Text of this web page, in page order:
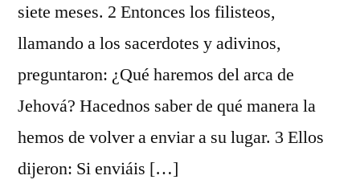
siete meses. 2 Entonces los filisteos,
llamando a los sacerdotes y adivinos,
preguntaron: ¿Qué haremos del arca de
Jehová? Hacednos saber de qué manera la
hemos de volver a enviar a su lugar. 3 Ellos
dijeron: Si enviáis […]